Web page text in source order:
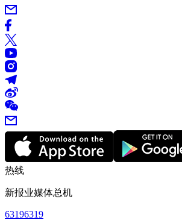
热线
新报业媒体总机
63196319